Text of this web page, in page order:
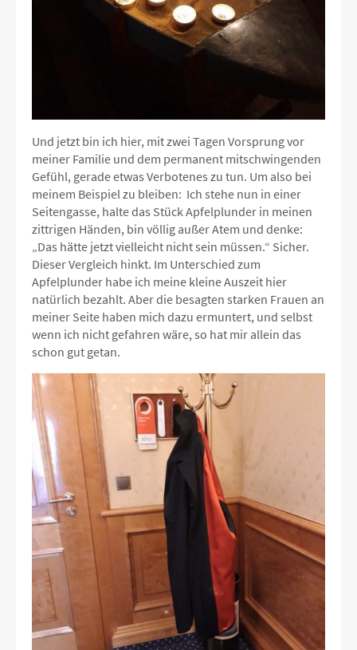
Und jetzt bin ich hier, mit zwei Tagen Vorsprung vor
meiner Familie und dem permanent mitschwingenden
Gefühl, gerade etwas Verbotenes zu tun. Um also bei
meinem Beispiel zu bleiben: Ich stehe nun in einer
Seitengasse, halte das Stück Apfelplunder in meinen
zittrigen Händen, bin völlig außer Atem und denke:
„Das hätte jetzt vielleicht nicht sein müssen.“ Sicher.
Dieser Vergleich hinkt. Im Unterschied zum
Apfelplunder habe ich meine kleine Auszeit hier
natürlich bezahlt. Aber die besagten starken Frauen an
meiner Seite haben mich dazu ermuntert, und selbst
wenn ich nicht gefahren wäre, so hat mir allein das
schon gut getan.